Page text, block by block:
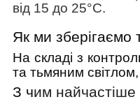
від 15 до 25°C.
Як ми зберігаємо
На складі з
та тьмяним
З чим найчастіше